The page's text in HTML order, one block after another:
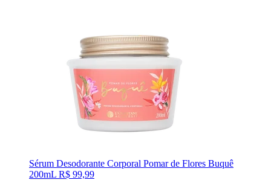
Sérum Desodorante Corporal Pomar de Flores Buquê
200mL R$ 99,99